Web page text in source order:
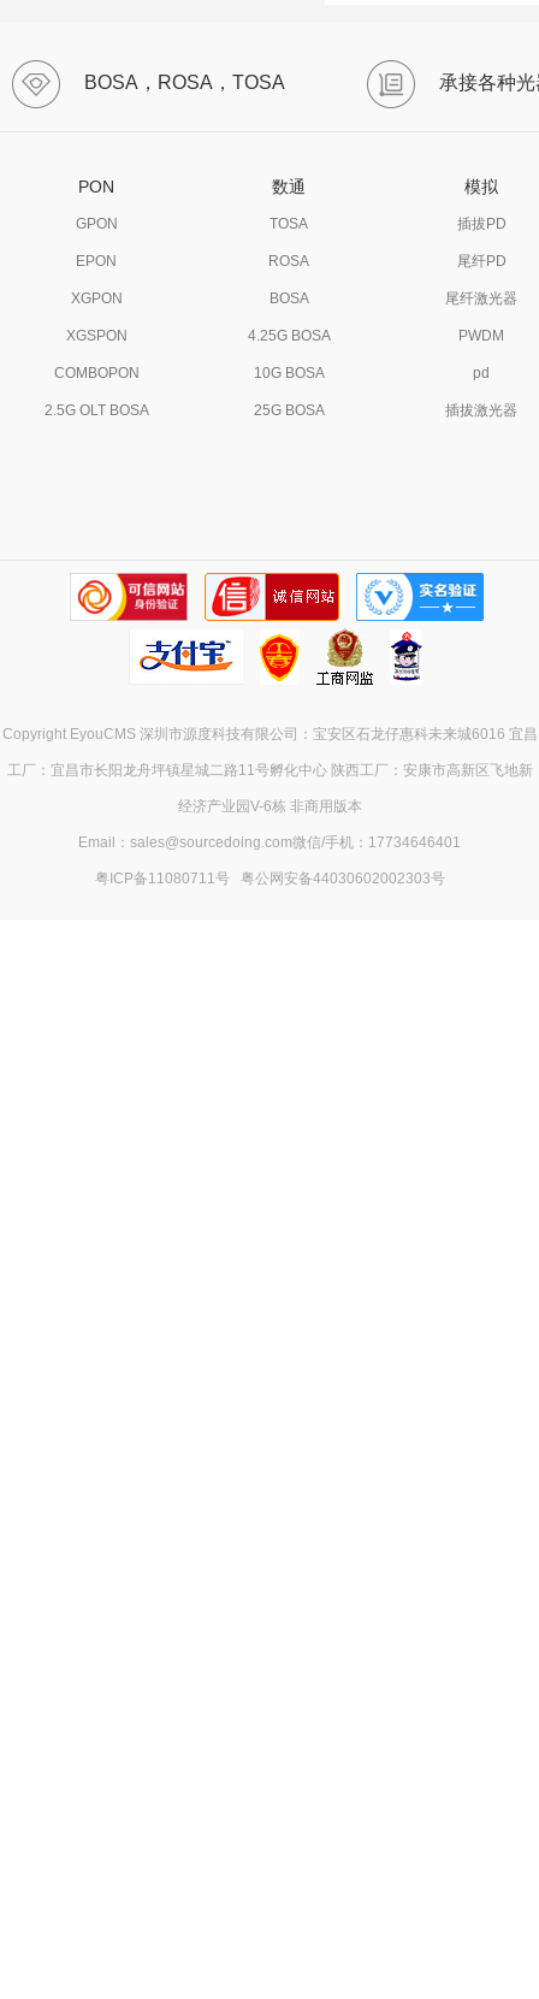
BOSA，ROSA，TOSA 承接各种
PON
GPON
EPON
XGPON
XGSPON
COMBOPON
2.5G OLT BOSA
数通
TOSA
ROSA
BOSA
4.25G BOSA
10G BOSA
25G BOSA
模拟
插拔PD
尾纤PD
尾纤激光器
PWDM
pd
插拔激光器
Copyright EyouCMS 深圳市源度科技有限公司：宝安区石龙仔惠科未来城6016 宜昌
工厂：宜昌市长阳龙舟坪镇星城二路11号孵化中心 陕西工厂：安康市高新区飞地新
经济产业园V-6栋 非商用版本
Email：sales@sourcedoing.com微信/手机：17734646401
粤ICP备11080711号 粤公网安备44030602002303号